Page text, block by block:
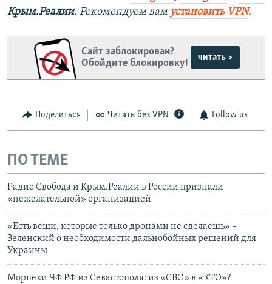
Крым.Реалии. Рекомендуем вам установить VPN.
Сайт заблокирован?
Обойдите блокировку!
читать >
Поделиться Читать без VPN Follow us
ПО ТЕМЕ
Радио Свобода и Крым.Реалии в России признали
«нежелательной» организацией
«Есть вещи, которые только дронами не сделаешь» –
Зеленский о необходимости дальнобойных решений для
Украины
Морпехи ЧФ РФ из Севастополя: из «СВО» в «КТО»?